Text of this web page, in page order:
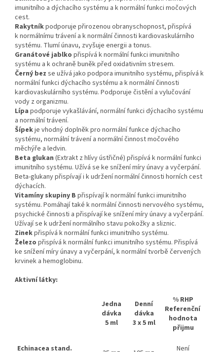
imunitního a dýchacího systému a k normální funkci močových
cest.
Rakytníkpodporuje přirozenou obranyschopnost, přispívá
k normálnímu trávení a k normální činnosti kardiovaskulárního
systému. Tlumí únavu, zvyšuje energii a tonus.
Granátové jablko přispívá k normální funkci imunitního
systému a k ochraně buněk před oxidativním stresem.
Černý bez se užívá jako podpora imunitního systému, přispívá k
normální funkci dýchacího systému a k normální činnosti
kardiovaskulárního systému. Podporuje čistění a vylučování
vody z organizmu.
Lípa podporuje vykašlávání, normální funkci dýchacího systému
a normální trávení.
Šípekje vhodný doplněk pro normální funkce dýchacího
systému, normální trávení a normální činnost močového
měchýře a ledvin.
Beta glukan (Extrakt z hlívy ústřičné) přispívá k normální funkci
imunitního systému. Užívá se ke snížení míry únavy a vyčerpání.
Beta-glukany přispívají i k udržení normální činnosti horních cest
dýchacích.
Vitamíny skupiny B přispívají k normální funkci imunitního
systému. Pomáhají také k normální činnosti nervového systému,
psychické činnosti a přispívají ke snížení míry únavy a vyčerpání.
Užívají se k udržení normálního stavu pokožky a sliznic.
Zinekpřispívá k normální funkci imunitního systému.
Železo přispívá k normální funkci imunitního systému. Přispívá
ke snížení míry únavy a vyčerpání, k normální tvorbě červených
krvinek a hemoglobinu.
Aktivní látky:
Jedna
dávka
5 ml
Denní
dávka
3 x 5 ml
% RHP
Referenční
hodnota
přijmu
Echinacea stand. Není